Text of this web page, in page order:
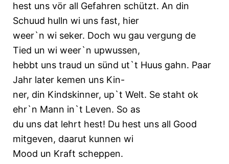
hest uns vör all Gefahren schützt. An din
Schuud hulln wi uns fast, hier
weer`n wi seker. Doch wu gau vergung de
Tied un wi weer`n upwussen,
hebbt uns traud un sünd ut`t Huus gahn. Paar
Jahr later kemen uns Kin-
ner, din Kindskinner, up`t Welt. Se staht ok
ehr`n Mann in`t Leven. So as
du uns dat lehrt hest! Du hest uns all Good
mitgeven, daarut kunnen wi
Mood un Kraft scheppen.